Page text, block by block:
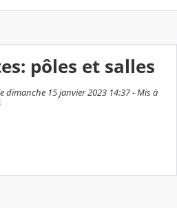
pôles et salles
dimanche 15 janvier 2023 14:37 - Mis à